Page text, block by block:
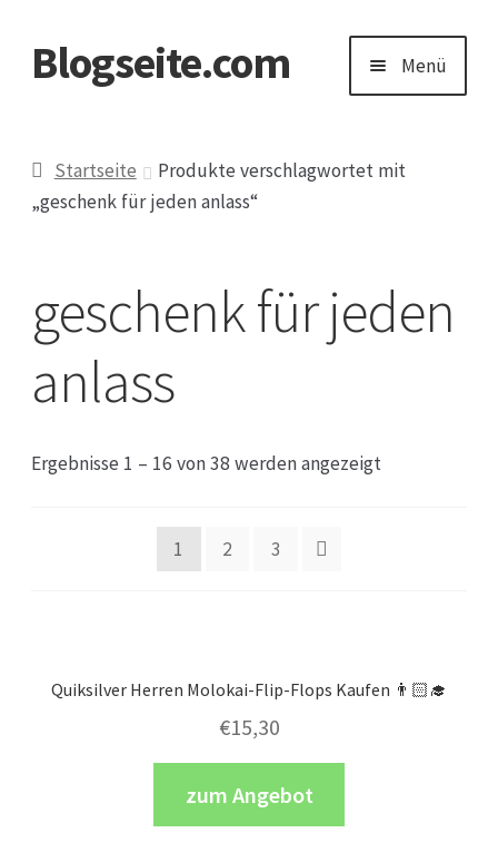
Zur
Navigation
Zum
Blogseite.com Menü
Datenschutzerklärung
Keine Ahnung welches Geschenk?
Startseite
Produkte verschlagwortet mit
„geschenk für jeden anlass“
geschenk für jeden
anlass
Ergebnisse 1 – 16 von 38 werden angezeigt
1 2 3
Quiksilver Herren Molokai-Flip-Flops Kaufen 👨🏻‍🎓
€15,30
zum Angebot